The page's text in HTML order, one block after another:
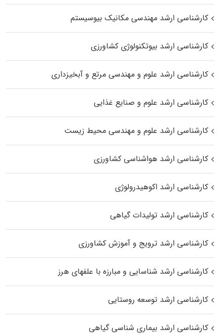
کارشناسی ارشد مهندسی مکانیک بیوسیستم
کارشناسی ارشد بیوتکنولوژی کشاورزی
کارشناسی ارشد علوم و مهندسی مرتع و آبخیزداری
کارشناسی ارشد علوم و صنایع غذایی
کارشناسی ارشد علوم و مهندسی محیط زیست
کارشناسی ارشد هواشناسی کشاورزی
کارشناسی ارشد اکوهیدرولوژی
کارشناسی ارشد تولیدات گیاهی
کارشناسی ارشد ترویج و آموزش کشاورزی
کارشناسی ارشد شناسایی و مبارزه با علفهای هرز
کارشناسی ارشد توسعه روستایی
کارشناسی ارشد بیماری‌ شناسی گیاهی